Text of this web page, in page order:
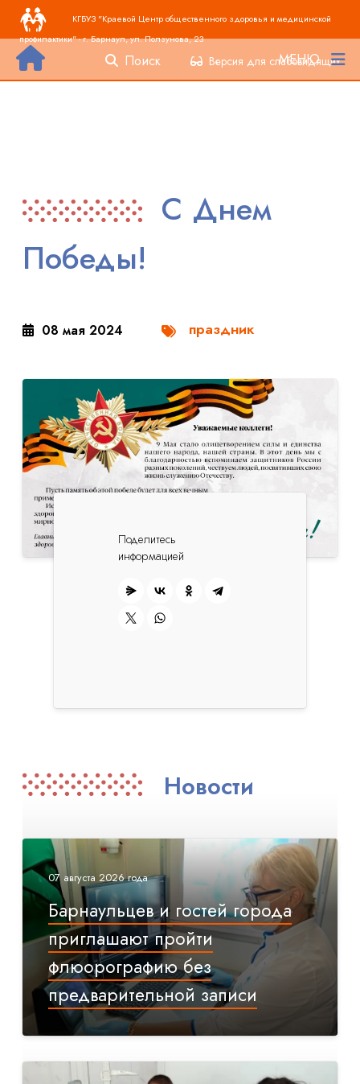
Перейти к основному содержанию
Основная навигация
КГБУЗ "Краевой Центр общественного здоровья и медицинской
профилактики" - г. Барнаул, ул. Ползунова, 23
Поиск Версия для слабовидящих
МЕНЮ
С Днем
Победы!
08 мая 2024 праздник
Поделитесь
информацией
Новости
07 августа 2026 года
Барнаульцев и гостей города
приглашают пройти
флюорографию без
предварительной записи